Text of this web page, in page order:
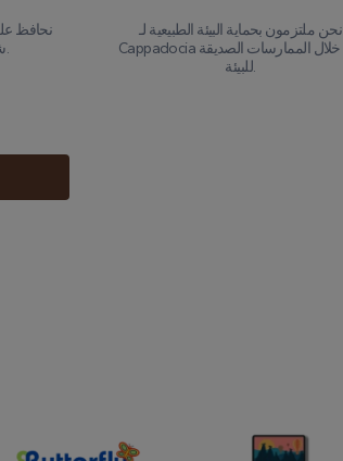
نحافظ
شخصية وحميمة لكل ضيف.
نحن ملتزمون بحماية البيئة الطبيعية لـ
Cappadocia من خلال الممارسات الصديقة
للبيئة.